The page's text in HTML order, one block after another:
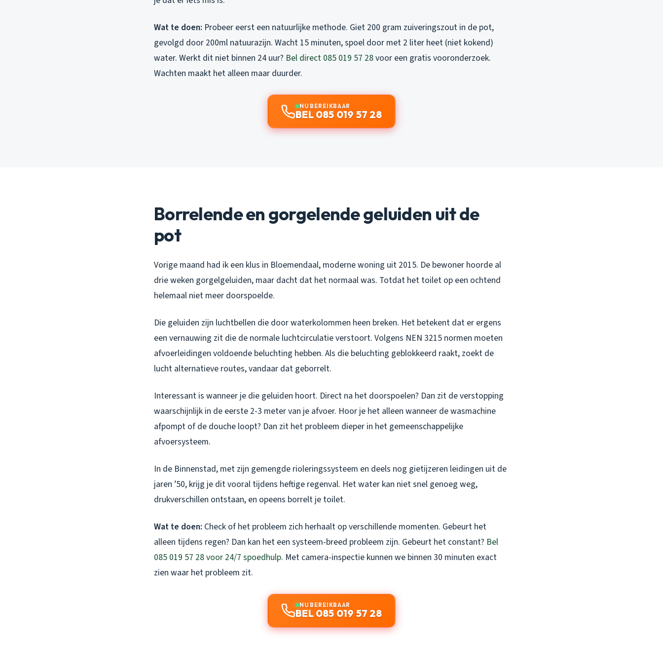
Wat te doen: Probeer eerst een natuurlijke methode. Giet 200 gram zuiveringszout in de pot,
gevolgd door 200ml natuurazijn. Wacht 15 minuten, spoel door met 2 liter heet (niet kokend)
water. Werkt dit niet binnen 24 uur? Bel direct 085 019 57 28voor een gratis vooronderzoek.
Wachten maakt het alleen maar duurder.
NU BEREIKBAAR
BEL 085 019 57 28
Borrelende en gorgelende geluiden uit de
pot
Vorige maand had ik een klus in Bloemendaal, moderne woning uit 2015. De bewoner hoorde al
drie weken gorgelgeluiden, maar dacht dat het normaal was. Totdat het toilet op een ochtend
helemaal niet meer doorspoelde.
Die geluiden zijn luchtbellen die door waterkolommen heen breken. Het betekent dat er ergens
een vernauwing zit die de normale luchtcirculatie verstoort. Volgens NEN 3215 normen moeten
afvoerleidingen voldoende beluchting hebben. Als die beluchting geblokkeerd raakt, zoekt de
lucht alternatieve routes, vandaar dat geborrelt.
Interessant is wanneer je die geluiden hoort. Direct na het doorspoelen? Dan zit de verstopping
waarschijnlijk in de eerste 2-3 meter van je afvoer. Hoor je het alleen wanneer de wasmachine
afpompt of de douche loopt? Dan zit het probleem dieper in het gemeenschappelijke
afvoersysteem.
In de Binnenstad, met zijn gemengde rioleringssysteem en deels nog gietijzeren leidingen uit de
jaren ’50, krijg je dit vooral tijdens heftige regenval. Het water kan niet snel genoeg weg,
drukverschillen ontstaan, en opeens borrelt je toilet.
Wat te doen: Check of het probleem zich herhaalt op verschillende momenten. Gebeurt het
alleen tijdens regen? Dan kan het een systeem-breed probleem zijn. Gebeurt het constant? Bel
085 019 57 28 voor 24/7 spoedhulp. Met camera-inspectie kunnen we binnen 30 minuten exact
zien waar het probleem zit.
NU BEREIKBAAR
BEL 085 019 57 28